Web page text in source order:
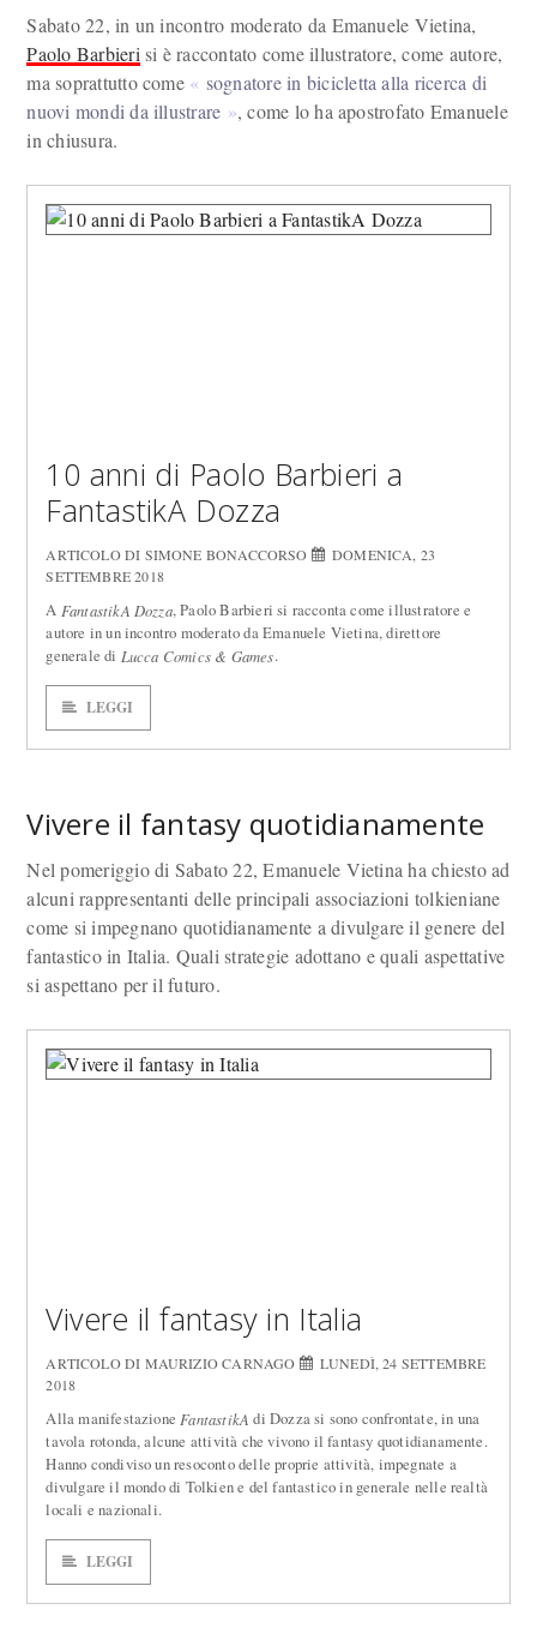
Sabato 22, in un incontro moderato da Emanuele Vietina,
Paolo Barbieri si è raccontato come illustratore, come autore,
ma soprattutto come
sognatore in bicicletta alla ricerca di
nuovi mondi da illustrare
, come lo ha apostrofato Emanuele
in chiusura.
10 anni di Paolo Barbieri a
FantastikA Dozza
ARTICOLO DI SIMONE BONACCORSO
DOMENICA, 23
SETTEMBRE 2018
A FantastikA Dozza, Paolo Barbieri si racconta come illustratore e
autore in un incontro moderato da Emanuele Vietina, direttore
generale di Lucca Comics & Games.
LEGGI
Vivere il fantasy quotidianamente
Nel pomeriggio di Sabato 22, Emanuele Vietina ha chiesto ad
alcuni rappresentanti delle principali associazioni tolkieniane
come si impegnano quotidianamente a divulgare il genere del
fantastico in Italia. Quali strategie adottano e quali aspettative
si aspettano per il futuro.
Vivere il fantasy in Italia
ARTICOLO DI MAURIZIO CARNAGO
LUNEDÌ, 24 SETTEMBRE
2018
Alla manifestazione FantastikA di Dozza si sono confrontate, in una
tavola rotonda, alcune attività che vivono il fantasy quotidianamente.
Hanno condiviso un resoconto delle proprie attività, impegnate a
divulgare il mondo di Tolkien e del fantastico in generale nelle realtà
locali e nazionali.
LEGGI